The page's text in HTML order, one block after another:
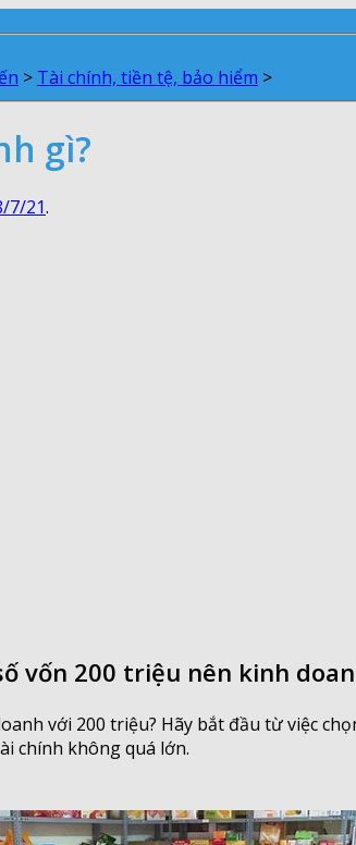
> Tài chính, tiền tệ, bảo hiểm >
gì?
7/21.
vốn 200 triệu nên kinh
với 200 triệu? Hãy bắt đầu từ việc
chính không quá lớn.